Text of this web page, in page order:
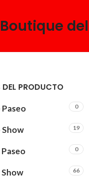
PRODUCTO
0
Show 19
0
66